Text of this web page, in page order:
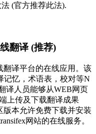
(官方推荐此法).
翻译 (推荐)
翻译平台的在线应用。该
记忆，术语表，校对等N
译人员能够从WEB网页
上传及下载翻译成果
版本允许免费下载并安装
网站的在线服务。